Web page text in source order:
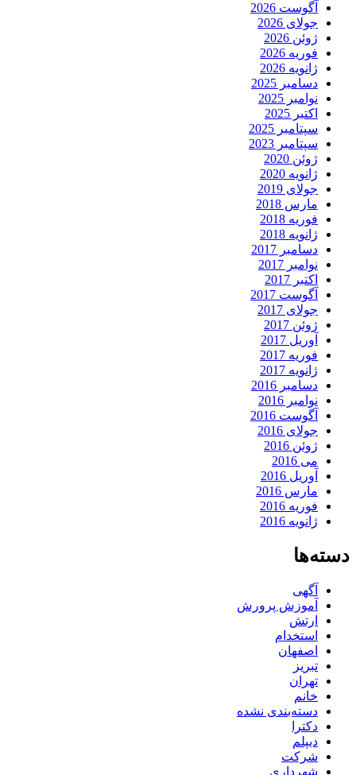
آگوست 2026
جولای 2026
ژوئن 2026
فوریه 2026
ژانویه 2026
دسامبر 2025
نوامبر 2025
اکتبر 2025
سپتامبر 2025
سپتامبر 2023
ژوئن 2020
ژانویه 2020
جولای 2019
مارس 2018
فوریه 2018
ژانویه 2018
دسامبر 2017
نوامبر 2017
اکتبر 2017
آگوست 2017
جولای 2017
ژوئن 2017
آوریل 2017
فوریه 2017
ژانویه 2017
دسامبر 2016
نوامبر 2016
آگوست 2016
جولای 2016
ژوئن 2016
می 2016
آوریل 2016
مارس 2016
فوریه 2016
ژانویه 2016
دسته‌ها
آگهی
آموزش پرورش
ارتش
استخدام
اصفهان
تبریز
تهران
خانم
دسته‌بندی نشده
دکترا
دیپلم
شرکت
شهرداری